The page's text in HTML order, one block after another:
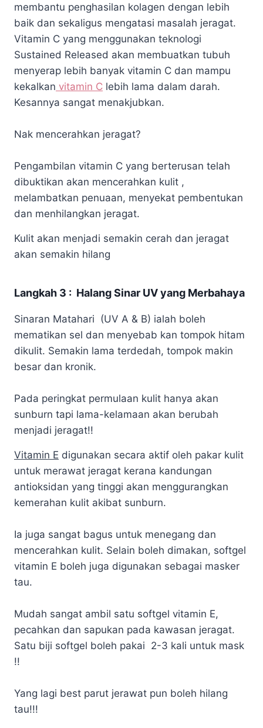
membantu penghasilan kolagen dengan lebih
baik dan sekaligus mengatasi masalah jeragat.
Vitamin C yang menggunakan teknologi
Sustained Released akan membuatkan tubuh
menyerap lebih banyak vitamin C dan mampu
kekalkan vitamin C lebih lama dalam darah.
Kesannya sangat menakjubkan.
Nak mencerahkan jeragat?
Pengambilan vitamin C yang berterusan telah
dibuktikan akan mencerahkan kulit ,
melambatkan penuaan, menyekat pembentukan
dan menhilangkan jeragat.
Kulit akan menjadi semakin cerah dan jeragat
akan semakin hilang
Langkah 3 : Halang Sinar UV yang Merbahaya
Sinaran Matahari (UV A & B) ialah boleh
mematikan sel dan menyebab kan tompok hitam
dikulit. Semakin lama terdedah, tompok makin
besar dan kronik.
Pada peringkat permulaan kulit hanya akan
sunburn tapi lama-kelamaan akan berubah
menjadi jeragat!!
Vitamin E digunakan secara aktif oleh pakar kulit
untuk merawat jeragat kerana kandungan
antioksidan yang tinggi akan menggurangkan
kemerahan kulit akibat sunburn.
Ia juga sangat bagus untuk menegang dan
mencerahkan kulit. Selain boleh dimakan, softgel
vitamin E boleh juga digunakan sebagai masker
tau.
Mudah sangat ambil satu softgel vitamin E,
pecahkan dan sapukan pada kawasan jeragat.
Satu biji softgel boleh pakai 2-3 kali untuk mask
!!
Yang lagi best parut jerawat pun boleh hilang
tau!!!